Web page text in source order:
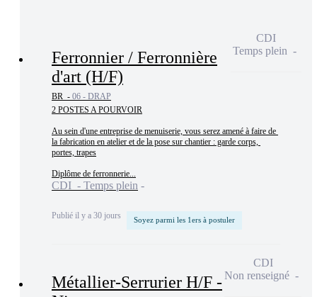
Ferronnier / Ferronnière
d'art (H/F)
BR - 06 - DRAP
2 POSTES A POURVOIR
Au sein d'une entreprise de menuiserie, vous serez amené à faire de
la fabrication en atelier et de la pose sur chantier : garde corps,
portes, trapes
Diplôme de ferronnerie...
CDI - Temps plein
Publié il y a 30 jours Soyez parmi les 1ers à postuler
CDI
Temps plein
Métallier-Serrurier H/F -
CDI
Non renseigné